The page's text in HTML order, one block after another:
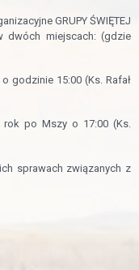
GRUPY ŚWIĘTEJ
dwóch miejscach: (gdzie
godzinie 15:00 (Ks. Rafał
rok po Mszy o 17:00 (Ks.
sprawach związanych z